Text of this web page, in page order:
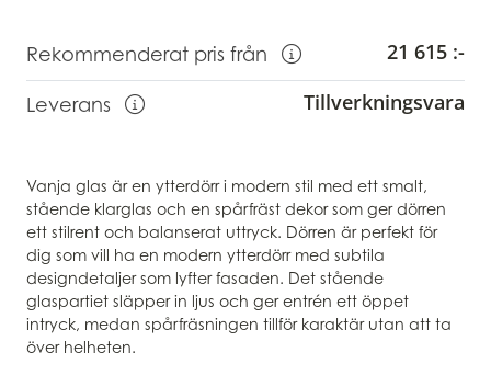
Rekommenderat pris från
Visa information om
21 615 :-
Leverans
Tillverkningsvara
Vanja glas är en ytterdörr i modern stil med ett smalt,
stående klarglas och en spårfräst dekor som ger dörren
ett stilrent och balanserat uttryck. Dörren är perfekt för
dig som vill ha en modern ytterdörr med subtila
designdetaljer som lyfter fasaden. Det stående
glaspartiet släpper in ljus och ger entrén ett öppet
intryck, medan spårfräsningen tillför karaktär utan att ta
över helheten.